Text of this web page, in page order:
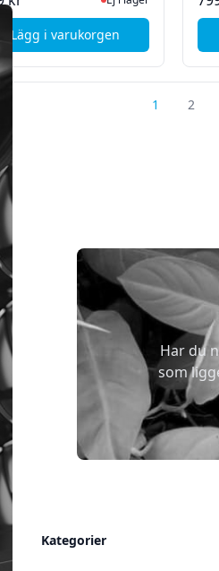
Audiojack
Lägg i varukorgen
1 2
Har du
som
Kategorier